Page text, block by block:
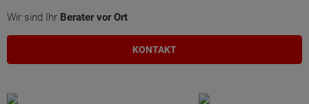
Wir sind Ihr Berater vor Ort
KONTAKT